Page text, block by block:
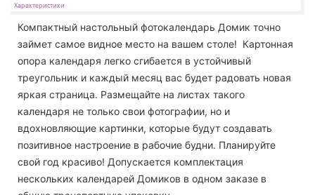
Характеристики
Компактный настольный фотокалендарь Домик точно
займет самое видное место на вашем столе! Картонная
опора календаря легко сгибается в устойчивый
треугольник и каждый месяц вас будет радовать новая
яркая страница. Размещайте на листах такого
календаря не только свои фотографии, но и
вдохновляющие картинки, которые будут создавать
позитивное настроение в рабочие будни. Планируйте
свой год красиво! Допускается комплектация
нескольких календарей Домиков в одном заказе в